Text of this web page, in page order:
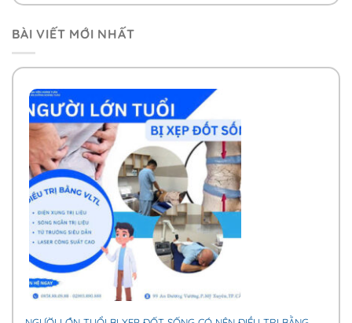
BÀI VIẾT MỚI NHẤT